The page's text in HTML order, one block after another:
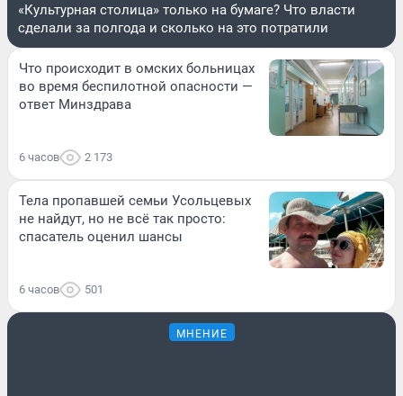
«Культурная столица» только на бумаге? Что власти
сделали за полгода и сколько на это потратили
Что происходит в омских больницах
во время беспилотной опасности —
ответ Минздрава
6 часов 2 173
Тела пропавшей семьи Усольцевых
не найдут, но не всё так просто:
спасатель оценил шансы
6 часов 501
МНЕНИЕ